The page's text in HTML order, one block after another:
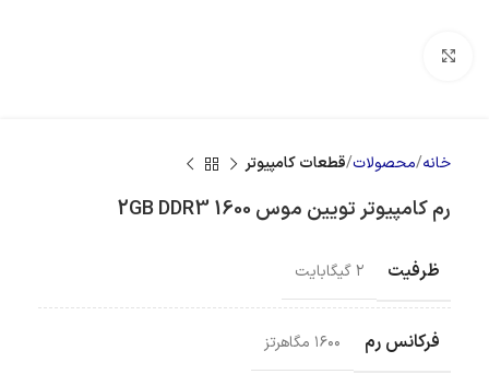
خانه محصولات قطعات کامپیوتر
رم کامپیوتر تویین موس 2GB DDR3 1600
ظرفیت ۲ گیگابایت
فرکانس رم ۱۶۰۰ مگاهرتز